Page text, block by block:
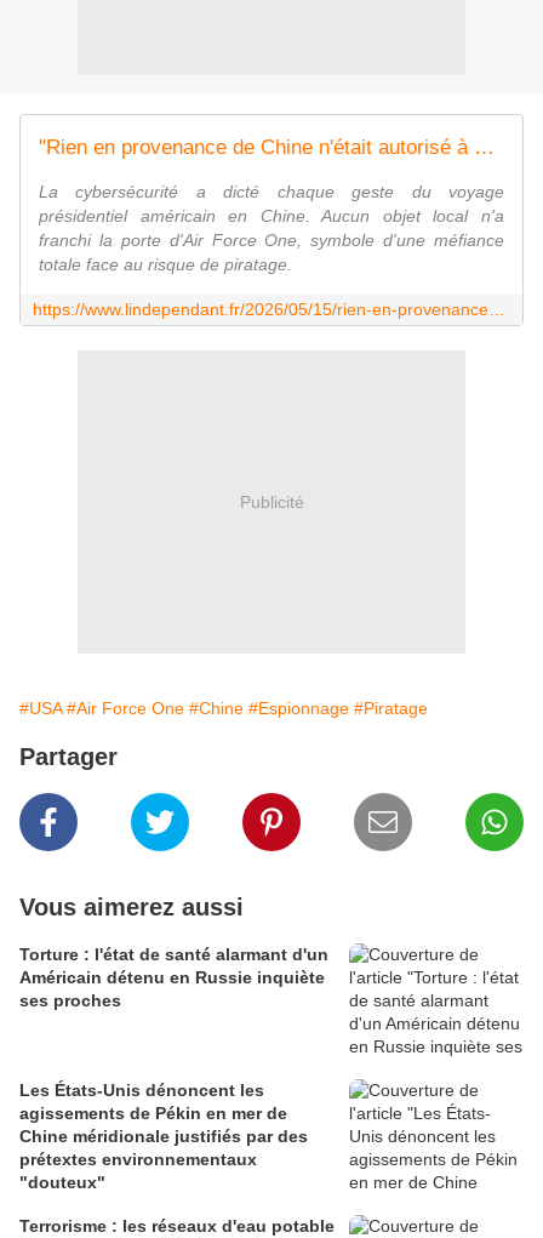
"Rien en provenance de Chine n'était autorisé à bord" de l'Air Force One : par crainte de piratage informatique, la délégation américaine jette dans une poubelle tout le matériel distribué par Pékin
La cybersécurité a dicté chaque geste du voyage
présidentiel américain en Chine. Aucun objet local n'a
franchi la porte d'Air Force One, symbole d'une méfiance
totale face au risque de piratage.
Publicité
#USA #Air Force One #Chine #Espionnage #Piratage
Partager
Vous aimerez aussi
Torture : l'état de santé alarmant d'un
Américain détenu en Russie inquiète
ses proches
Les États-Unis dénoncent les
agissements de Pékin en mer de
Chine méridionale justifiés par des
prétextes environnementaux
"douteux"
Terrorisme : les réseaux d'eau potable